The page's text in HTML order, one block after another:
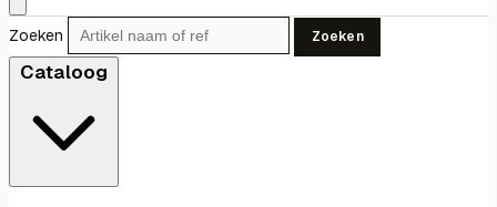
Zoeken Zoeken
Cataloog